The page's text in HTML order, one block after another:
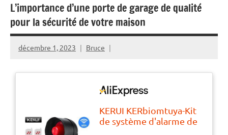
L’importance d’une porte de garage de qualité
pour la sécurité de votre maison
décembre 1, 2023 Bruce
KERUI KERbiomtuya-Kit
de système d'alarme de